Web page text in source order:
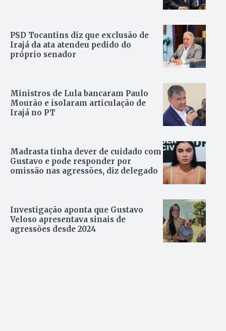
PSD Tocantins diz que exclusão de
Irajá da ata atendeu pedido do
próprio senador
Ministros de Lula bancaram Paulo
Mourão e isolaram articulação de
Irajá no PT
Madrasta tinha dever de cuidado com
Gustavo e pode responder por
omissão nas agressões, diz delegado
Investigação aponta que Gustavo
Veloso apresentava sinais de
agressões desde 2024